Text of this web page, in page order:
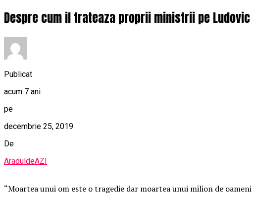
Despre cum il trateaza proprii ministrii pe
Publicat
acum 7 ani
pe
decembrie 25, 2019
De
AraduldeAZI
“Moartea unui om este o tragedie dar moartea unui milion de